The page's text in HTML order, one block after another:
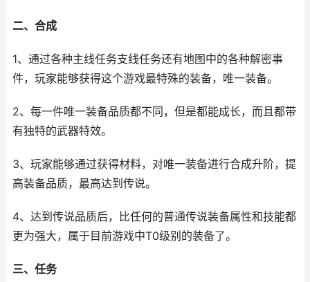
二、合成
1、通过各种主线任务支线任务还有地图中的各种解密事
件，玩家能够获得这个游戏最特殊的装备，唯一装备。
2、每一件唯一装备品质都不同，但是都能成长，而且都带
有独特的武器特效。
3、玩家能够通过获得材料，对唯一装备进行合成升阶，提
高装备品质，最高达到传说。
4、达到传说品质后，比任何的普通传说装备属性和技能都
更为强大，属于目前游戏中T0级别的装备了。
三、任务